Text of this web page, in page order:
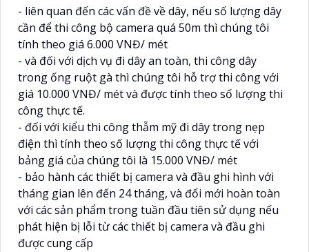
- liên quan đến các vấn đề về dây, nếu số lượng dây
cần để thi công bộ camera quá 50m thì chúng tôi
tính theo giá 6.000 VNĐ/ mét
- và đối với dịch vụ đi dây an toàn, thi công dây
trong ống ruột gà thì chúng tôi hỗ trợ thi công với
giá 10.000 VNĐ/ mét và được tính theo số lượng thi
công thực tế.
- đối với kiểu thi công thẫm mỹ đi dây trong nẹp
điện thì tính theo số lượng thi công thực tế với
bảng giá của chúng tôi là 15.000 VNĐ/ mét
- bảo hành các thiết bị camera và đầu ghi hình với
tháng gian lên đến 24 tháng, và đổi mới hoàn toàn
với các sản phẩm trong tuần đầu tiên sử dụng nếu
phát hiện bị lỗi từ các thiết bị camera và đầu ghi
được cung cấp